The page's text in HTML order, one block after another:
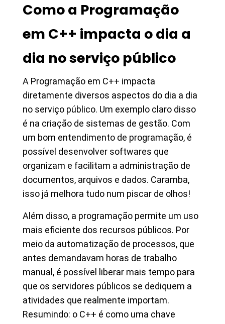
Como a Programação
em C++ impacta o dia a
dia no serviço público
A Programação em C++ impacta
diretamente diversos aspectos do dia a dia
no serviço público. Um exemplo claro disso
é na criação de sistemas de gestão. Com
um bom entendimento de programação, é
possível desenvolver softwares que
organizam e facilitam a administração de
documentos, arquivos e dados. Caramba,
isso já melhora tudo num piscar de olhos!
Além disso, a programação permite um uso
mais eficiente dos recursos públicos. Por
meio da automatização de processos, que
antes demandavam horas de trabalho
manual, é possível liberar mais tempo para
que os servidores públicos se dediquem a
atividades que realmente importam.
Resumindo: o C++ é como uma chave